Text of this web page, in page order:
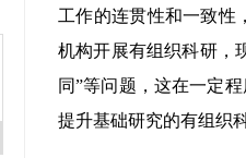
工作的连贯性和一致性
机构开展有组织科研，
同”等问题，这在一定
提升基础研究的有组织